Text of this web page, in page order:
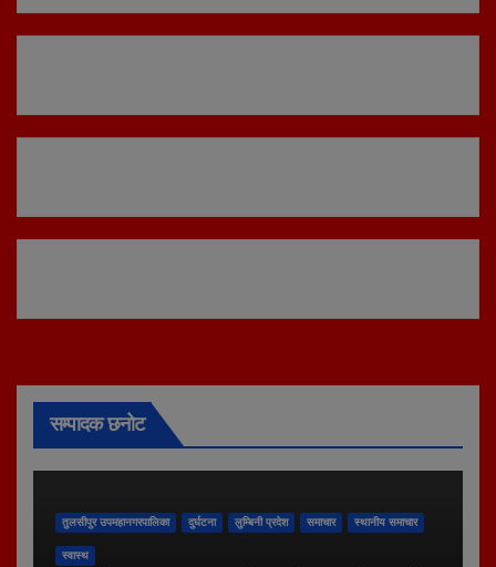
सम्पादक छनोट
तुलसीपुर उपमहानगरपालिका दुर्घटना लुम्बिनी प्रदेश समाचार स्थानीय समाचार
स्वास्थ